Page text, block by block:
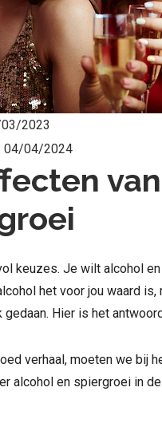
2023
04/04/2024
keuzes. Je wilt alcohol
het voor jou waard
Hier is het
verhaal, moeten we bij
alcohol en spiergroei in